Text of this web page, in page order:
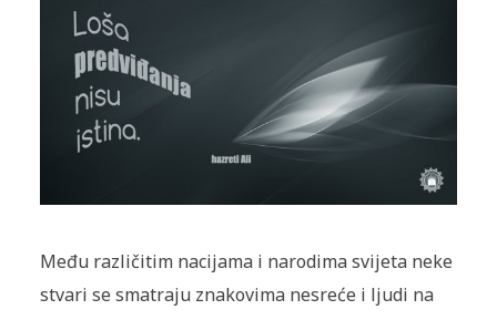
Među različitim nacijama i narodima svijeta neke
stvari se smatraju znakovima nesreće i ljudi na